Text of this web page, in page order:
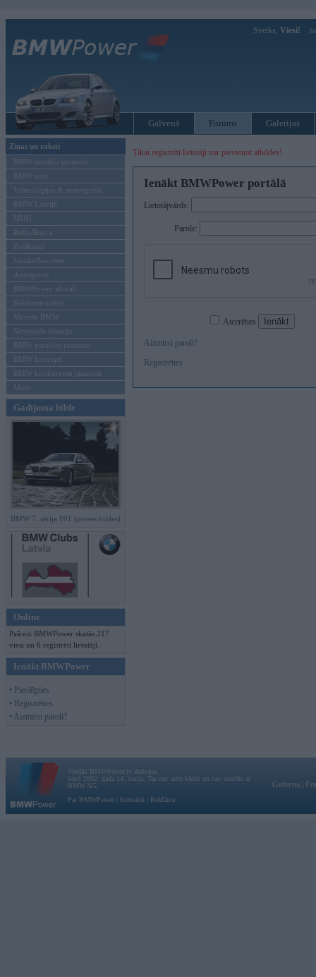
Sveiks, Viesi!
Galvenā Forums Galerijas
Ziņas un raksti
BMW modeļu jaunumi
BMW testi
Tehnoloģijas & sasniegumi
BMW Latvijā
MINI
Rolls-Royce
Pasākumi
Vadāmības tests
Autosports
BMWPower aktuāli
Reklāmas raksti
Mēneša BMW
Sērijveida tūnings
BMW pasaules jaunumi
BMW koncepti
BMW konkurentu jaunumi
Moto
Gadījuma bilde
BMW 7. sērija F01 (preses bildes)
Online
Pašreiz BMWPower skatās 217
viesi un 6 reģistrēti lietotāji.
Ienākt BMWPower
• Pieslēgties
• Reģistrēties
• Aizmirsi paroli?
Tikai reģistrēti lietotāji var pievienot atbildes!
Ienākt BMWPower portālā
Lietotājvārds:
Parole:
Atcerēties
Aizmirsi paroli?
Reģistrēties
Vortāls BMWPower.lv darbojas
kopš 2002. gada 14. maija. Tas nav auto klubs un nav saistīts ar
BMW AG.
Par BMWPower
Kontakti Reklāma
Galvena